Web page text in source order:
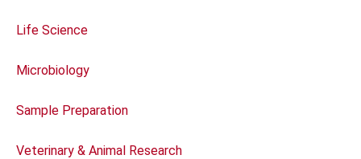
Life Science
Microbiology
Sample Preparation
Veterinary & Animal Research